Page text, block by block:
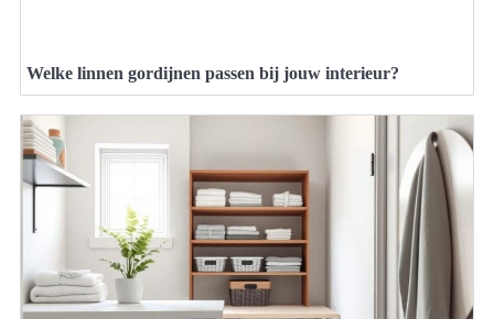
Welke linnen gordijnen passen bij jouw interieur?